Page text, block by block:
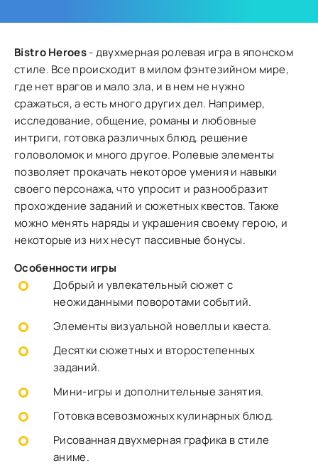
Bistro Heroes- двухмерная ролевая игра в японском
стиле. Все происходит в милом фэнтезийном мире,
где нет врагов и мало зла, и в нем не нужно
сражаться, а есть много других дел. Например,
исследование, общение, романы и любовные
интриги, готовка различных блюд, решение
головоломок и много другое. Ролевые элементы
позволяет прокачать некоторое умения и навыки
своего персонажа, что упросит и разнообразит
прохождение заданий и сюжетных квестов. Также
можно менять наряды и украшения своему герою, и
некоторые из них несут пассивные бонусы.
Особенности игры
Добрый и увлекательный сюжет с
неожиданными поворотами событий.
Элементы визуальной новеллы и квеста.
Десятки сюжетных и второстепенных
заданий.
Мини-игры и дополнительные занятия.
Готовка всевозможных кулинарных блюд.
Рисованная двухмерная графика в стиле
аниме.